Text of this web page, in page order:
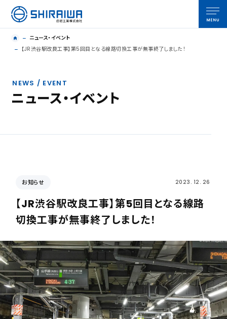
ニュース・イベント
【JR渋谷駅改良工事】第5回目となる線路切換工事が無事終了しました！
NEWS / EVENT
ニュース・イベント
お知らせ 2023. 12. 26
【JR渋谷駅改良工事】第5回目となる線路
切換工事が無事終了しました！